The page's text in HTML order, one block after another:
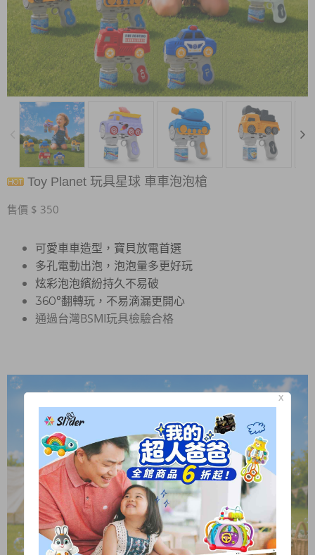
Toy Planet 玩具星球 車車泡泡槍
售價 $ 350
可愛車車造型，寶貝放電首選
多孔電動出泡，泡泡量多更好玩
炫彩泡泡繽紛持久不易破
360°翻轉玩，不易滴漏更開心
通過台灣BSMI玩具檢驗合格
X